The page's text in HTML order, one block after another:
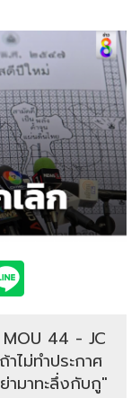
44​ -​ JC
ไม่ทำประกาศ
มาทะลึ่งกับกู"